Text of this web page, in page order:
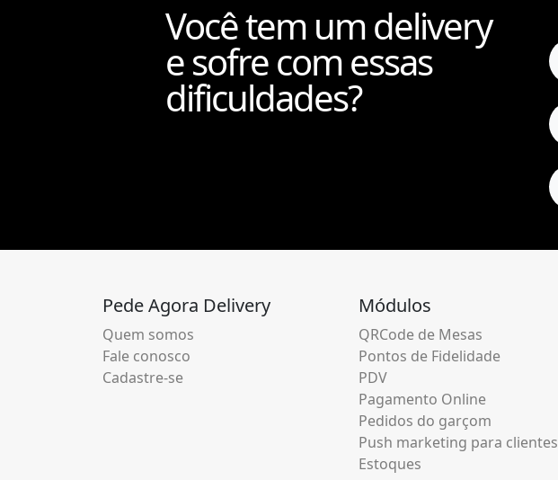
Você tem um delivery
e sofre com essas
dificuldades?
Pede Agora Delivery
Quem somos
Fale conosco
Cadastre-se
Módulos
QRCode de Mesas
Pontos de Fidelidade
PDV
Pagamento Online
Pedidos do garçom
Push marketing para clientes
Estoques